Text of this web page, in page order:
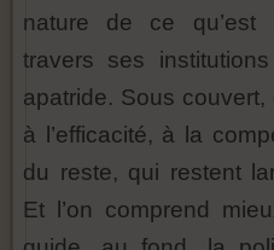
nature de ce qu’est
travers ses
apatride. Sous couvert,
à l’efficacité, à la
du reste, qui restent
Et l’on comprend